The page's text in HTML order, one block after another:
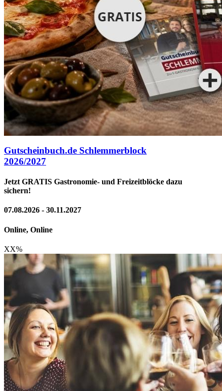
Gutscheinbuch.de Schlemmerblock
2026/2027
Jetzt GRATIS Gastronomie- und Freizeitblöcke dazu
sichern!
07.08.2026 - 30.11.2027
Online, Online
XX%